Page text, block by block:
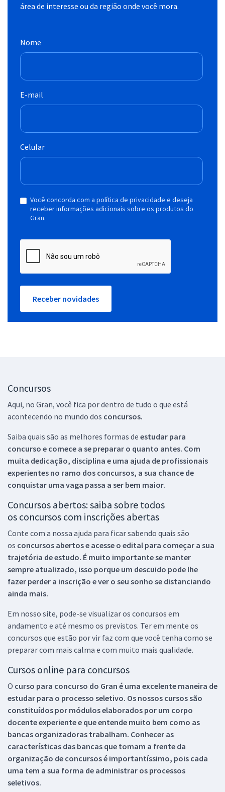
área de interesse ou da região onde você mora.
Nome
E-mail
Celular
Você concorda com a política de privacidade e deseja
receber informações adicionais sobre os produtos do
Gran.
Receber novidades
Concursos
Aqui, no Gran, você fica por dentro de tudo o que está
acontecendo no mundo dos concursos.
Saiba quais são as melhores formas de estudar para
concurso e comece a se preparar o quanto antes. Com
muita dedicação, disciplina e uma ajuda de profissionais
experientes no ramo dos concursos, a sua chance de
conquistar uma vaga passa a ser bem maior.
Concursos abertos: saiba sobre todos
os concursos com inscrições abertas
Conte com a nossa ajuda para ficar sabendo quais são
os concursos abertos e acesse o edital para começar a sua
trajetória de estudo. É muito importante se manter
sempre atualizado, isso porque um descuido pode lhe
fazer perder a inscrição e ver o seu sonho se distanciando
ainda mais.
Em nosso site, pode-se visualizar os concursos em
andamento e até mesmo os previstos. Ter em mente os
concursos que estão por vir faz com que você tenha como se
preparar com mais calma e com muito mais qualidade.
Cursos online para concursos
O curso para concurso do Gran é uma excelente maneira de
estudar para o processo seletivo. Os nossos cursos são
constituídos por módulos elaborados por um corpo
docente experiente e que entende muito bem como as
bancas organizadoras trabalham. Conhecer as
características das bancas que tomam a frente da
organização de concursos é importantíssimo, pois cada
uma tem a sua forma de administrar os processos
seletivos.